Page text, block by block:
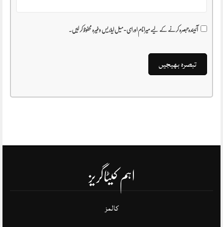
آئیندہ تبصرہ کرنے کے لیے میرا نام اور ای-میل ایڈریس وغیرہ محفوظ کر لیں۔
اہم کیٹاگریز
کالمز